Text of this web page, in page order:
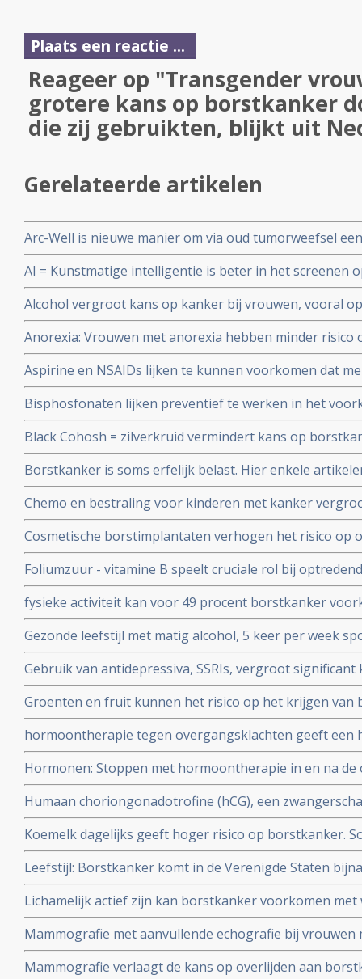
Plaats een reactie ...
Reageer op "Transgender
grotere kans op borstkanker
die zij gebruikten, blijkt uit
Gerelateerde artikelen
Arc-Well is nieuwe manier om via oud tumorweefsel
type DICS te maken en afwijkende genmutaties te
AI = Kunstmatige intelligentie is beter in het screenen
radiologen die de beelden bekijken, blijkt uit een
Alcohol vergroot kans op kanker bij vrouwen, vooral
en keelkanker en slokdarmkanker en leverkanker
bevolkingsonderzoek in Engeland onder meer dan 1
Anorexia: Vrouwen met anorexia hebben minder
in vergelijking met vrouwen zonder anorexia blijkt uit
bevolkingsonderzoeken.
Aspirine en NSAIDs lijken te kunnen voorkomen dat
borstkanker door erfelijke genetische afwijkingen
borstkanker krijgen.
Bisphosfonaten lijken preventief te werken in het
vrouwen na de overgang. Aldus drie retropostpectieve
2010
Black Cohosh = zilverkruid vermindert kans op
epidemologische studie gepubliceerd in International
Borstkanker is soms erfelijk belast. Hier enkele
Chemo en bestraling voor kinderen met kanker
krijgen van borstkanker voor hun 40e jaar in
Cosmetische borstimplantaten verhogen het risico op
28 tot 38 procent
Foliumzuur - vitamine B speelt cruciale rol bij
gerelateerd zijn aan risico op kanker en specifiek bij
fysieke activiteit kan voor 49 procent borstkanker
veroorzaakt overgewicht en weinig bewegen en
Gezonde leefstijl met matig alcohol, 5 keer per week
worden heeft positief effect op het risico borstkanker
overgang
Gebruik van antidepressiva, SSRIs, vergroot
eierstokkanker blijkt uit grote meta analyse.
Groenten en fruit kunnen het risico op het krijgen van
verminderen. Vooral de vormen van borstkanker met
markers die negatief zijn is te voorkomen met een
hormoontherapie tegen overgangsklachten geeft een
werd gedacht. Blijkt uit grote meta-analyse van 58
Hormonen: Stoppen met hormoontherapie in en na
vooral borstkanker (11%) en eierstokkanker (20%) .
Humaan choriongonadotrofine (hCG), een
opmerkelijk effect op het genexpressieprofiel van
die geen anticonceptie gebruikten.
Koemelk dagelijks geeft hoger risico op borstkanker.
yoghurt en kaas geven geen hoger risico. Blijkt uit
onder ruim 50.000 vrouwen
Leefstijl: Borstkanker komt in de Verenigde Staten
Zuid-Amerika en wordt vooral veroorzaakt door
Lichamelijk actief zijn kan borstkanker voorkomen met
dit geldt alleen voor hormoongevoelige vormen van
Mammografie met aanvullende echografie bij
betere resultaten in vergelijking met mammografie
en in vergelijking met mammografie met echografie +
Mammografie verlaagt de kans op overlijden aan